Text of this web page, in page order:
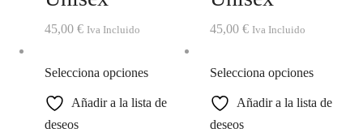
45,00 € Iva Incluido 45,00 € Iva Incluido
Selecciona opciones
Añadir a la lista de
deseos
Selecciona opciones
Añadir a la lista de
deseos